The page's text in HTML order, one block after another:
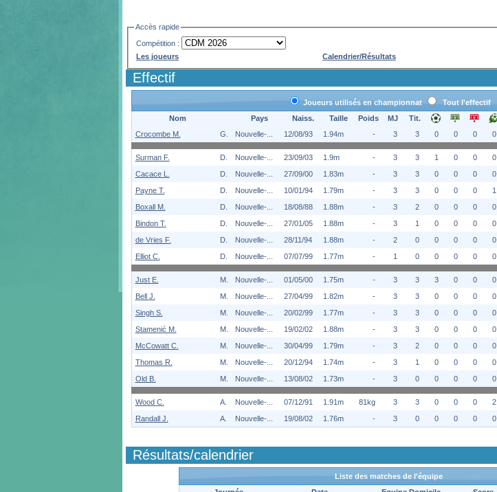
Accès rapide
Compétition :
Les joueurs
Calendrier/Résultats
Effectif
Joueurs utilisés en championnat
Tout l'effectif
Nom
Pays Naiss. Taille Poids MJ Tit.
Crocombe M.
G. Nouvelle-... 12/08/93 1.94m - 3 3 0 0 0 0
Surman F. D. Nouvelle-... 23/09/03 1.9m - 3 3 1 0 0 0
Cacace L.
D. Nouvelle-... 27/09/00 1.83m - 3 3 0 0 0 0
Payne T.
D. Nouvelle-... 10/01/94 1.79m - 3 3 0 0 0 1
Boxall M.
D. Nouvelle-... 18/08/88 1.88m - 3 2 0 0 0 0
Bindon T.
D. Nouvelle-... 27/01/05 1.88m - 3 1 0 0 0 0
de Vries F.
D. Nouvelle-... 28/11/94 1.88m - 2 0 0 0 0 0
Elliot C.
D. Nouvelle-... 07/07/99 1.77m - 1 0 0 0 0 0
Just E. M. Nouvelle-... 01/05/00 1.75m - 3 3 3 0 0 0
Bell J.
M. Nouvelle-... 27/04/99 1.82m - 3 3 0 0 0 0
Singh S.
M. Nouvelle-... 20/02/99 1.77m - 3 3 0 0 0 0
Stamenić M.
M. Nouvelle-... 19/02/02 1.88m - 3 3 0 0 0 0
McCowatt C.
M. Nouvelle-... 30/04/99 1.79m - 3 2 0 0 0 0
Thomas R.
M. Nouvelle-... 20/12/94 1.74m - 3 1 0 0 0 0
Old B.
M. Nouvelle-... 13/08/02 1.73m - 3 0 0 0 0 0
Wood C. A. Nouvelle-... 07/12/91 1.91m 81kg 3 3 0 0 0 2
Randall J.
A. Nouvelle-... 19/08/02 1.76m - 3 0 0 0 0 0
Résultats/calendrier
Liste des matches de l'équipe